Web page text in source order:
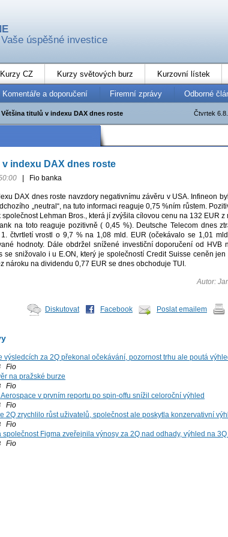
úspěšné investice
Kurzy CZ Kurzy světových burz Kurzovní lístek
Komentáře a doporučení Firemní zprávy Odborné
Čtvrtek
Většina titulů v indexu DAX dnes roste
indexu DAX dnes roste
Fio banka
DAX dnes roste navzdory negativnímu závěru v USA. Infineon
„neutral“, na tuto informaci reaguje 0,75 %ním růstem.
Lehman Bros., která jí zvýšila cílovou cenu na 132 EUR z
na toto reaguje pozitivně ( 0,45 %). Deutsche Telecom dnes
čtvrtletí vrostl o 9,7 % na 1,08 mld. EUR (očekávalo se 1,01
hodnoty. Dále obdržel snížené investiční doporučení od HVB
se snižovalo i u E.ON, který je společností Credit Suisse ceněn jen
nároku na dividendu 0,77 EUR se dnes obchoduje TUI.
Autor:
Diskutovat Facebook Poslat emailem
výsledcích za 2Q překonal očekávání, pozornost trhu ale poutá
Fio
na pražské burze
Fio
v prvním reportu po spin-offu snížil celoroční výhled
Fio
2Q zrychlilo růst uživatelů, společnost ale poskytla konzervativní
Fio
společnost Figma zveřejnila výnosy za 2Q nad odhady, výhled na 3Q
Fio